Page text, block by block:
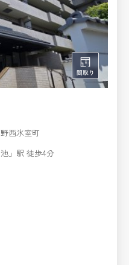
西氷室町
」駅 徒歩4分